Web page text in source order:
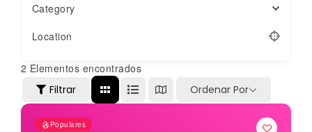
Category
Location
2 Elementos encontrados
Filtrar
Ordenar Por
Populares